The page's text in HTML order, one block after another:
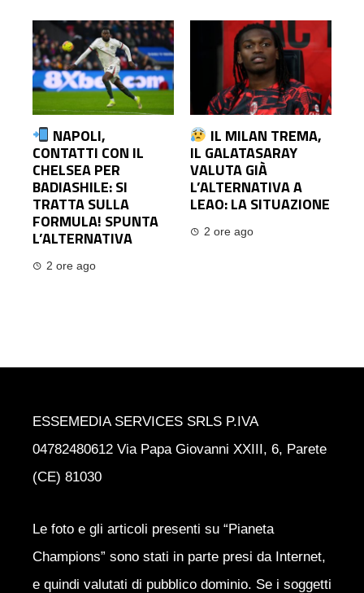
NAPOLI,
CONTATTI CON IL
CHELSEA PER
BADIASHILE: SI
TRATTA SULLA
FORMULA! SPUNTA
L’ALTERNATIVA
2 ore ago
IL MILAN TREMA,
IL GALATASARAY
VALUTA GIÀ
L’ALTERNATIVA A
LEAO: LA SITUAZIONE
2 ore ago
ESSEMEDIA SERVICES SRLS P.IVA
04782480612 Via Papa Giovanni XXIII, 6, Parete
(CE) 81030
Le foto e gli articoli presenti su “Pianeta
Champions” sono stati in parte presi da Internet,
e quindi valutati di pubblico dominio. Se i soggetti